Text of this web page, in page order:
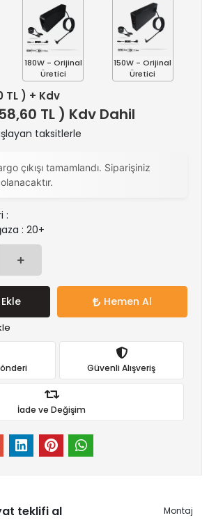
180W - Orijinal
Üretici
150W - Orijinal
Üretici
TL ) + Kdv
TL ) Kdv Dahil
taksitlerle
çıkışı tamamlandı. Siparişiniz
:
: 20+
Hemen Al
Güvenli Alışveriş
İade ve Değişim
teklifi al Montaj